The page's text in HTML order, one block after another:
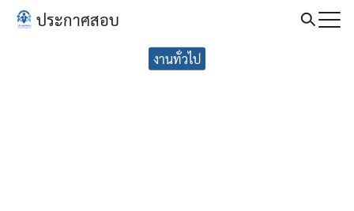
Skip
ประกาศสอบ
งานทั่วไป